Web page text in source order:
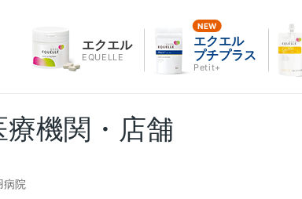
エクエル
EQUELLE
エクエル
プチプラス
Petit+
機関・店舗
病院